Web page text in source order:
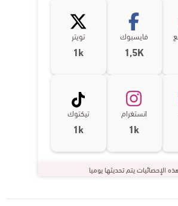
فايسبوك
1,5K
تويتر
1k
انستغرام
1k
تيكتوك
1k
الإحصائيات يتم تحديثها يوميا